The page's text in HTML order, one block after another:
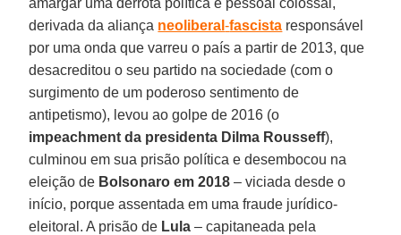
derivada da aliança neoliberal-fascista responsável
por uma onda que varreu o país a partir de 2013, que
desacreditou o seu partido na sociedade (com o
surgimento de um poderoso sentimento de
antipetismo), levou ao golpe de 2016 (o
impeachment da presidenta Dilma Rousseff),
culminou em sua prisão política e desembocou na
eleição de Bolsonaro em 2018 – viciada desde o
início, porque assentada em uma fraude jurídico-
eleitoral. A prisão de Lula – capitaneada pela